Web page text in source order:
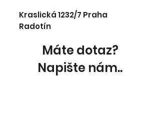
Kraslická 1232/7 Praha
Radotín
Máte dotaz?
Napište nám..